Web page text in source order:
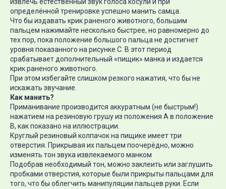
извлечь естественный звук голоса косули и при
определённой тренировке успешно манить самца.
Что бы издавать крик раненого животного, большим
пальцем нажимайте несколько быстрее, но равномерно до
тех пор, пока положение большого пальца не достигнет
уровня показанного на рисунке С. В этот период
срабатывает дополнительный «пищик» манка и издается
крик раненого животного.
При этом избегайте слишком резкого нажатия, что бы не
искажать звучание.
Как манить?
Приманивание производится аккуратным (не быстрым!)
нажатием на резиновую грушу из положения А в положение
В, как показано на иллюстрации.
Круглый резиновый колпачок на пищике имеет три
отверстия. Прикрывая их пальцем поочерёдно, можно
изменять тон звука извлекаемого манком
Подобрав необходимый тон, можно заклеить или заглушить
пробками отверстия, которые были прикрыты пальцами для
того, что бы облегчить манипуляции пальцев руки. Если